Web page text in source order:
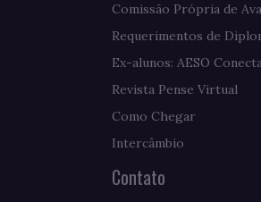
Comissão Própria de
Requerimentos de
Ex-alunos: AESO
Revista Pense Virtual
Como Chegar
Intercâmbio
Contato